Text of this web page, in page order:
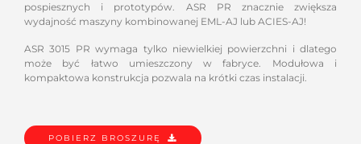
pospiesznych i prototypów. ASR PR znacznie zwiększa
wydajność maszyny kombinowanej EML-AJ lub ACIES-AJ!
ASR 3015 PR wymaga tylko niewielkiej powierzchni i dlatego
może być łatwo umieszczony w fabryce. Modułowa i
kompaktowa konstrukcja pozwala na krótki czas instalacji.
POBIERZ BROSZURĘ